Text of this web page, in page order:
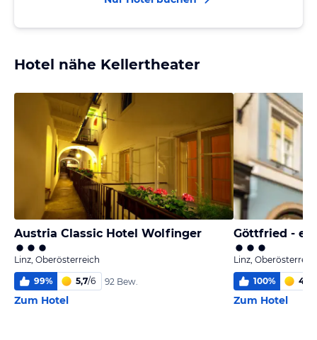
Hotel nähe Kellertheater
Austria Classic Hotel Wolfinger
Linz, Oberösterreich
99% 5,7/6 92 Bew.
Zum Hotel
Göttfried -
Linz,
100% 4,5
Zum Hotel